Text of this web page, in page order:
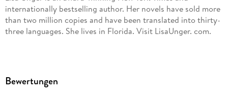
internationally bestselling author. Her novels have sold more
than two million copies and have been translated into thirty-
three languages. She lives in Florida. Visit LisaUnger. com.
Bewertungen